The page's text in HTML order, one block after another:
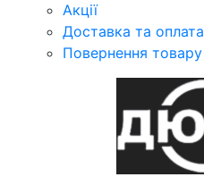
Акції
Доставка та оплата
Повернення товару